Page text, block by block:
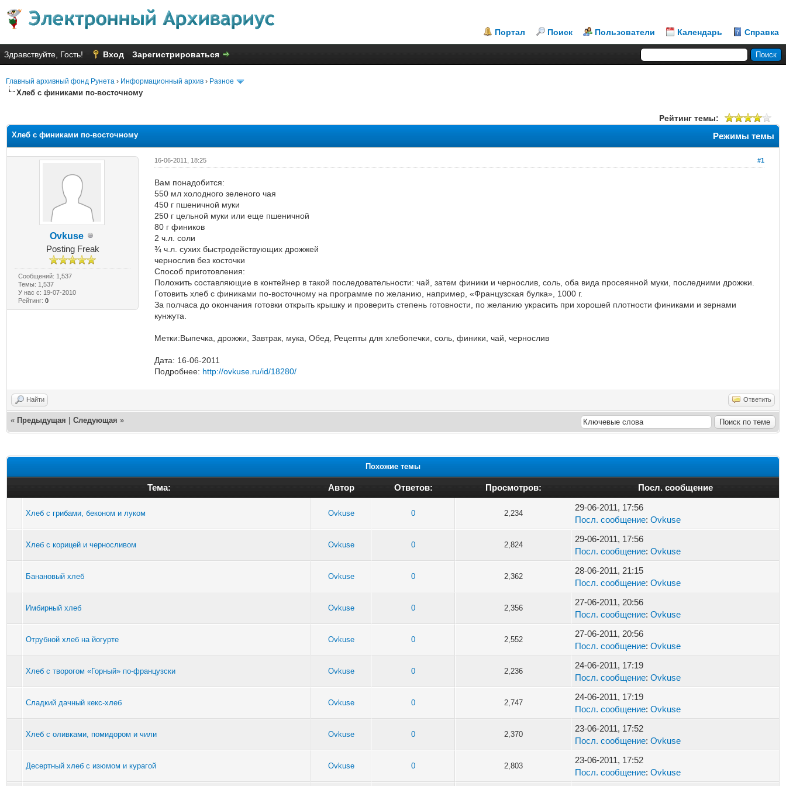
Портал Поиск Пользователи Календарь Справка
Здравствуйте, Гость! Вход Зарегистрироваться
Главный архивный фонд Рунета › Информационный архив › Разное
Хлеб с финиками по-восточному
Рейтинг темы:
Режимы темы
Хлеб с финиками по-восточному
Ovkuse
Posting Freak
Сообщений: 1,537
Темы: 1,537
У нас с: 19-07-2010
Рейтинг:0
#1
16-06-2011, 18:25
Вам понадобится:
550 мл холодного зеленого чая
450 г пшеничной муки
250 г цельной муки или еще пшеничной
80 г фиников
2 ч.л. соли
¾ ч.л. сухих быстродействующих дрожжей
чернослив без косточки
Способ приготовления:
Положить составляющие в контейнер в такой последовательности: чай, затем финики и чернослив, соль, оба вида просеянной муки, последними дрожжи.
Готовить хлеб с финиками по-восточному на программе по желанию, например, «Французская булка», 1000 г.
За полчаса до окончания готовки открыть крышку и проверить степень готовности, по желанию украсить при хорошей плотности финиками и зернами
кунжута.
Метки:Выпечка, дрожжи, Завтрак, мука, Обед, Рецепты для хлебопечки, соль, финики, чай, чернослив
Дата: 16-06-2011
Подробнее: http://ovkuse.ru/id/18280/
Найти Ответить
« Предыдущая Следующая »
Похожие темы
Тема: Автор Ответов: Просмотров: Посл. сообщение
Хлеб с грибами, беконом и луком Ovkuse 0 2,234
29-06-2011, 17:56
Посл. сообщение: Ovkuse
Хлеб с корицей и черносливом Ovkuse 0 2,824
29-06-2011, 17:56
Посл. сообщение: Ovkuse
Банановый хлеб Ovkuse 0 2,362
28-06-2011, 21:15
Посл. сообщение: Ovkuse
Имбирный хлеб Ovkuse 0 2,356
27-06-2011, 20:56
Посл. сообщение: Ovkuse
Отрубной хлеб на йогурте Ovkuse 0 2,552
27-06-2011, 20:56
Посл. сообщение: Ovkuse
Хлеб с творогом «Горный» по-французски Ovkuse 0 2,236
24-06-2011, 17:19
Посл. сообщение: Ovkuse
Сладкий дачный кекс-хлеб Ovkuse 0 2,747
24-06-2011, 17:19
Посл. сообщение: Ovkuse
Хлеб с оливками, помидором и чили Ovkuse 0 2,370
23-06-2011, 17:52
Посл. сообщение: Ovkuse
Десертный хлеб с изюмом и курагой Ovkuse 0 2,803
23-06-2011, 17:52
Посл. сообщение: Ovkuse